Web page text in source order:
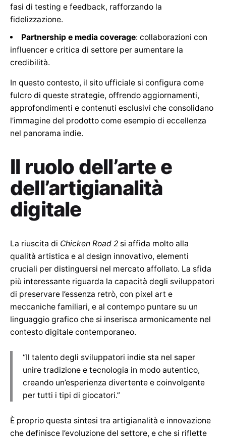
fasi di testing e feedback, rafforzando la
fidelizzazione.
Partnership e media coverage: collaborazioni con
influencer e critica di settore per aumentare la
credibilità.
In questo contesto, il sito ufficiale si configura come
fulcro di queste strategie, offrendo aggiornamenti,
approfondimenti e contenuti esclusivi che consolidano
l’immagine del prodotto come esempio di eccellenza
nel panorama indie.
Il ruolo dell’arte e
dell’artigianalità
digitale
La riuscita di Chicken Road 2 si affida molto alla
qualità artistica e al design innovativo, elementi
cruciali per distinguersi nel mercato affollato. La sfida
più interessante riguarda la capacità degli sviluppatori
di preservare l’essenza retrò, con pixel art e
meccaniche familiari, e al contempo puntare su un
linguaggio grafico che si inserisca armonicamente nel
contesto digitale contemporaneo.
“Il talento degli sviluppatori indie sta nel saper
unire tradizione e tecnologia in modo autentico,
creando un’esperienza divertente e coinvolgente
per tutti i tipi di giocatori.”
È proprio questa sintesi tra artigianalità e innovazione
che definisce l’evoluzione del settore, e che si riflette